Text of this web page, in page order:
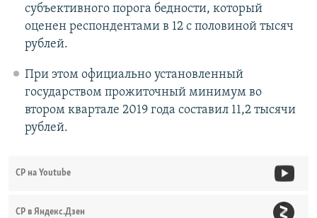
субъективного порога бедности, который
оценен респондентами в 12 с половиной тысяч
рублей.
При этом официально установленный
государством прожиточный минимум во
втором квартале 2019 года составил 11,2 тысячи
рублей.
СР на Youtube
СР в Яндекс.Дзен